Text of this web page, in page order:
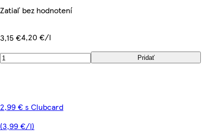
Zatiaľ bez hodnotení
3,15 €4,20 €/l
Pridať
2,99 € s Clubcard
(3,99 €/l)